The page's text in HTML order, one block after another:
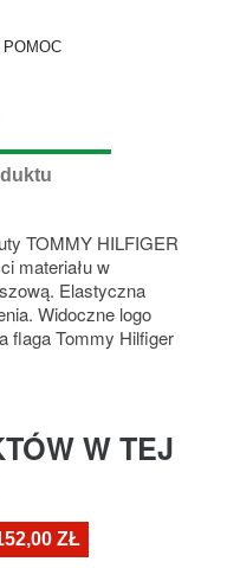
POMOC
TOMMY HILFIGER
materiału w
Elastyczna
Widoczne logo
flaga Tommy Hilfiger
W TEJ
ZŁ